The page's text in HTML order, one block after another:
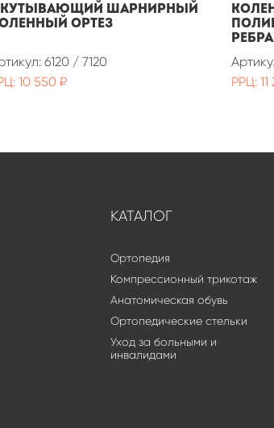
ШАРНИРНЫЙ
ОРТЕЗ
6120 / 7120
10 550 ₽
РРЦ:
КАТАЛОГ
Ортопедия
Компрессионный трикотаж
Анатомическая обувь
Ортопедические стельки
Уход за больными и
инвалидами